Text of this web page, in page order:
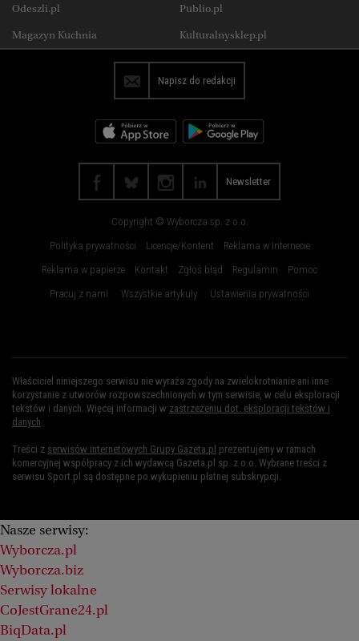
Lublin Łódź
Olsztyn Opole
Poznań
Sosnowiec
Toruń
Wrocław
Zielona Góra
Odeszli.pl
Magazyn Kuchnia
Publio.pl
Kulturalnysklep.pl
Napisz do redakcji
Newsletter
Copyright © Wyborcza sp. z o.o.
Polityka prywatności
Licencje/Kontent
Reklama w Internecie
Reklama w papierze
Kontakt Zgłoś błąd Regulamin
Pomoc
Pracuj z nami
Wszystkie artykuły Ustawienia prywatności
Właściciel niniejszego serwisu nie wyraża zgody na zwielokrotnianie ani inne
korzystanie z utworów rozpowszechnionych w tym serwisie, w celu eksploracji
tekstów i danych. Więcej informacji w zastrzeżeniu dot. eksploracji tekstów i
danych.
Treści z serwisów internetowych Grupy Gazeta.pl prezentujemy w ramach
komercyjnej współpracy z ich wydawcą Gazeta.pl sp. z o.o. Wybrane treści z
serwisu Sport.pl są dostępne po wykupieniu płatnej subskrypcji.
Nasze serwisy:
Wyborcza.pl
Wyborcza.biz
Serwisy lokalne
CoJestGrane24.pl
BiqData.pl